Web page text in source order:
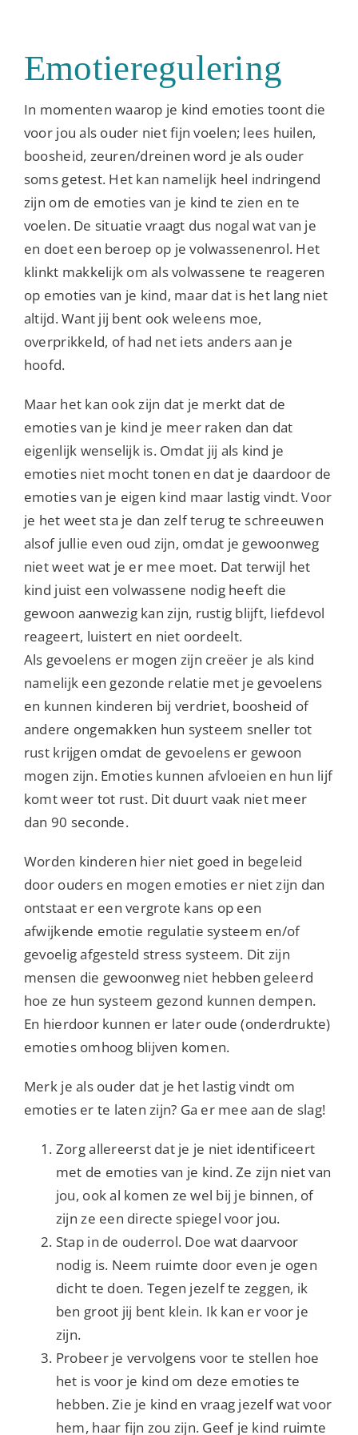
Emotieregulering
In momenten waarop je kind emoties toont die
voor jou als ouder niet fijn voelen; lees huilen,
boosheid, zeuren/dreinen word je als ouder
soms getest. Het kan namelijk heel indringend
zijn om de emoties van je kind te zien en te
voelen. De situatie vraagt dus nogal wat van je
en doet een beroep op je volwassenenrol. Het
klinkt makkelijk om als volwassene te reageren
op emoties van je kind, maar dat is het lang niet
altijd. Want jij bent ook weleens moe,
overprikkeld, of had net iets anders aan je
hoofd.
Maar het kan ook zijn dat je merkt dat de
emoties van je kind je meer raken dan dat
eigenlijk wenselijk is. Omdat jij als kind je
emoties niet mocht tonen en dat je daardoor de
emoties van je eigen kind maar lastig vindt. Voor
je het weet sta je dan zelf terug te schreeuwen
alsof jullie even oud zijn, omdat je gewoonweg
niet weet wat je er mee moet. Dat terwijl het
kind juist een volwassene nodig heeft die
gewoon aanwezig kan zijn, rustig blijft, liefdevol
reageert, luistert en niet oordeelt.
Als gevoelens er mogen zijn creëer je als kind
namelijk een gezonde relatie met je gevoelens
en kunnen kinderen bij verdriet, boosheid of
andere ongemakken hun systeem sneller tot
rust krijgen omdat de gevoelens er gewoon
mogen zijn. Emoties kunnen afvloeien en hun lijf
komt weer tot rust. Dit duurt vaak niet meer
dan 90 seconde.
Worden kinderen hier niet goed in begeleid
door ouders en mogen emoties er niet zijn dan
ontstaat er een vergrote kans op een
afwijkende emotie regulatie systeem en/of
gevoelig afgesteld stress systeem. Dit zijn
mensen die gewoonweg niet hebben geleerd
hoe ze hun systeem gezond kunnen dempen.
En hierdoor kunnen er later oude (onderdrukte)
emoties omhoog blijven komen.
Merk je als ouder dat je het lastig vindt om
emoties er te laten zijn? Ga er mee aan de slag!
Zorg allereerst dat je je niet identificeert
met de emoties van je kind. Ze zijn niet van
jou, ook al komen ze wel bij je binnen, of
zijn ze een directe spiegel voor jou.
Stap in de ouderrol. Doe wat daarvoor
nodig is. Neem ruimte door even je ogen
dicht te doen. Tegen jezelf te zeggen, ik
ben groot jij bent klein. Ik kan er voor je
zijn.
Probeer je vervolgens voor te stellen hoe
het is voor je kind om deze emoties te
hebben. Zie je kind en vraag jezelf wat voor
hem, haar fijn zou zijn. Geef je kind ruimte